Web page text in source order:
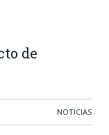
de
NOTICIAS